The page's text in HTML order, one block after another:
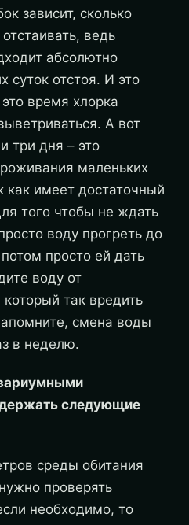
зависит, сколько
ведь
абсолютно
суток отстоя. И это
время хлорка
А вот
три дня – это
маленьких
имеет достаточный
того чтобы не ждать
воду прогреть до
просто ей дать
воду от
так вредить
смена воды
в неделю.
следующие
среды обитания
проверять
необходимо, то